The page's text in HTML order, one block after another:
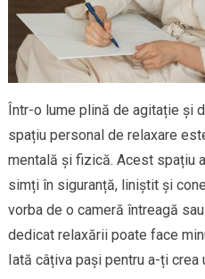
Într-o lume plină de agitație și
spațiu personal de relaxare
mentală și fizică. Acest spațiu
simți în siguranță, liniștit și
vorba de o cameră întreagă
dedicat relaxării poate face
Iată câțiva pași pentru a-ți